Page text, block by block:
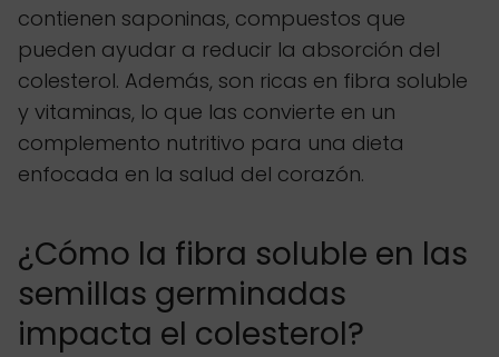
contienen saponinas, compuestos que
pueden ayudar a reducir la absorción del
colesterol. Además, son ricas en fibra soluble
y vitaminas, lo que las convierte en un
complemento nutritivo para una dieta
enfocada en la salud del corazón.
¿Cómo la fibra soluble en las
semillas germinadas
impacta el colesterol?